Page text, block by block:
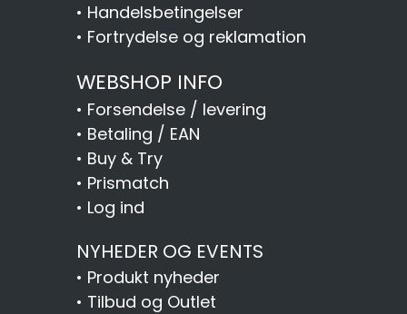
• Handelsbetingelser
• Fortrydelse og reklamation
WEBSHOP INFO
• Forsendelse / levering
• Betaling / EAN
• Buy & Try
• Prismatch
• Log ind
NYHEDER OG EVENTS
• Produkt nyheder
• Tilbud og Outlet